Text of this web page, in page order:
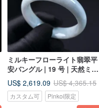
ミルキーフローライト翡翠平
安バングル | 19 号 | 天然ミャ
ンマー産 A 貨翡翠 | ギフト
US$ 2,619.09 US$ 4,365.15
カスタム可 Pinkoi限定